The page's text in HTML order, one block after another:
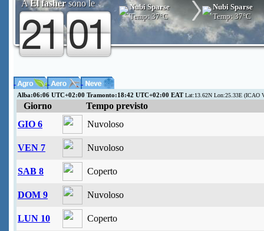
AEl fashersono le
Nubi Sparse
Temp:37°C
Nubi Sparse
Temp:37°C
Alba:06:06 UTC+02:00 Tramonto:18:42 UTC+02:00 EATLat:13.62N Lon:25.33E (ICAO
Giorno
Tempo previsto
GIO 6
Nuvoloso
VEN 7 Nuvoloso
SAB 8 Coperto
DOM 9 Nuvoloso
LUN 10 Coperto